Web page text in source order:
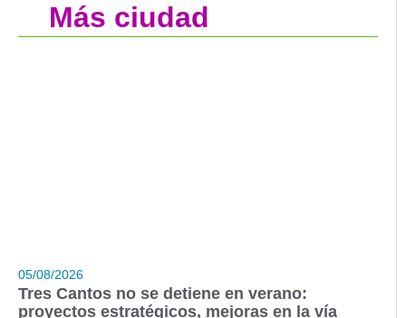
Más ciudad
05/08/2026
Tres Cantos no se detiene en verano:
proyectos estratégicos, mejoras en la vía